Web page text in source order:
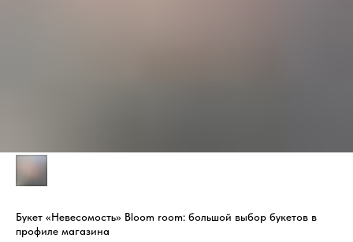
Букет «Невесомость» Bloom room: большой выбор букетов в
профиле магазина